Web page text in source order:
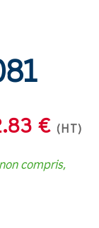
€ (HT)
compris,